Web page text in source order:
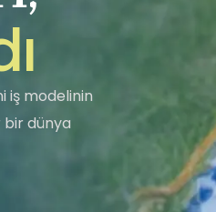
Lokum
ı
iş modelinin
dünya